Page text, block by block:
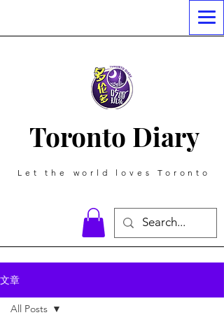
Toronto Diary
Let the world loves Toronto
文章
All Posts